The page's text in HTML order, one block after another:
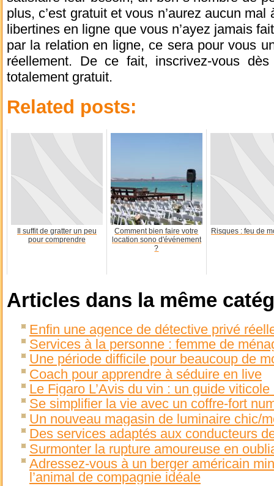
plus, c’est gratuit et vous n’aurez aucun
libertines en ligne que vous n’ayez jamais
par la relation en ligne, ce sera pour vous
réellement. De ce fait, inscrivez-vous
totalement gratuit.
Related posts:
Il suffit de gratter un peu
pour comprendre
Comment bien faire votre
location sono d'événement
?
Risques : feu de
Articles dans la même
Enfin une agence de détective privé
Services à la personne : femme de
Une période difficile pour beaucoup de
Coach pour apprendre à séduire en live
Le Figaro L’Avis du vin : un guide
Se simplifier la vie avec un coffre-fort
Un nouveau magasin de luminaire chic/
Des services adaptés aux conducteurs
Surmonter la rupture amoureuse en
Adressez-vous à un berger américain
l’animal de compagnie idéale